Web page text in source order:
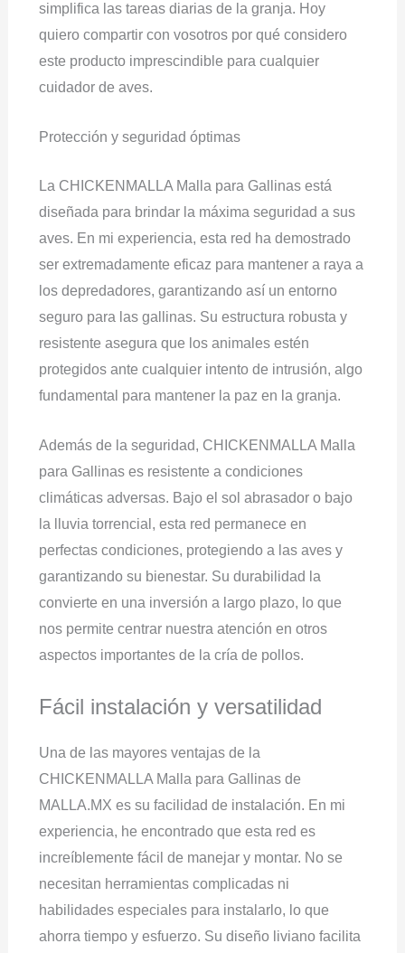
simplifica las tareas diarias de la granja. Hoy
quiero compartir con vosotros por qué considero
este producto imprescindible para cualquier
cuidador de aves.
Protección y seguridad óptimas
La CHICKENMALLA Malla para Gallinas está
diseñada para brindar la máxima seguridad a sus
aves. En mi experiencia, esta red ha demostrado
ser extremadamente eficaz para mantener a raya a
los depredadores, garantizando así un entorno
seguro para las gallinas. Su estructura robusta y
resistente asegura que los animales estén
protegidos ante cualquier intento de intrusión, algo
fundamental para mantener la paz en la granja.
Además de la seguridad, CHICKENMALLA Malla
para Gallinas es resistente a condiciones
climáticas adversas. Bajo el sol abrasador o bajo
la lluvia torrencial, esta red permanece en
perfectas condiciones, protegiendo a las aves y
garantizando su bienestar. Su durabilidad la
convierte en una inversión a largo plazo, lo que
nos permite centrar nuestra atención en otros
aspectos importantes de la cría de pollos.
Fácil instalación y versatilidad
Una de las mayores ventajas de la
CHICKENMALLA Malla para Gallinas de
MALLA.MX es su facilidad de instalación. En mi
experiencia, he encontrado que esta red es
increíblemente fácil de manejar y montar. No se
necesitan herramientas complicadas ni
habilidades especiales para instalarlo, lo que
ahorra tiempo y esfuerzo. Su diseño liviano facilita